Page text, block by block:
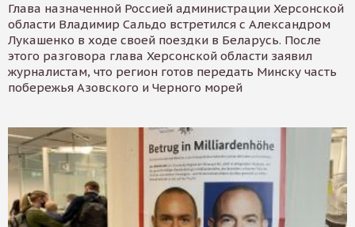
Глава назначенной Россией администрации Херсонской
области Владимир Сальдо встретился с Александром
Лукашенко в ходе своей поездки в Беларусь. После
этого разговора глава Херсонской области заявил
журналистам, что регион готов передать Минску часть
побережья Азовского и Черного морей